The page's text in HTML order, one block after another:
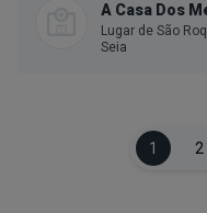
A Casa Dos
Lugar de São
Seia
1 2